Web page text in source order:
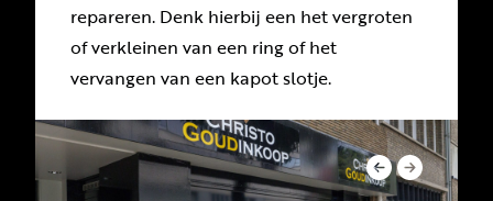
repareren. Denk hierbij een het vergroten
of verkleinen van een ring of het
vervangen van een kapot slotje.